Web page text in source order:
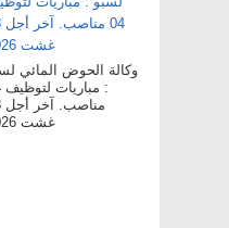
وكالة الحوض المائي
:
غشت 2026